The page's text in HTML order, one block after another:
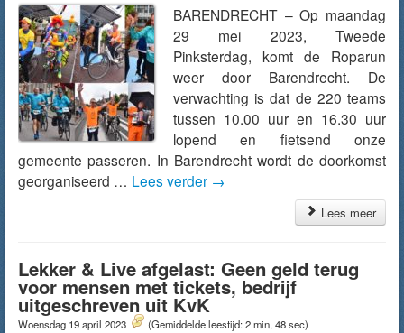
BARENDRECHT – Op maandag
29 mei 2023, Tweede
Pinksterdag, komt de Roparun
weer door Barendrecht. De
verwachting is dat de 220 teams
tussen 10.00 uur en 16.30 uur
lopend en fietsend onze
gemeente passeren. In Barendrecht wordt de doorkomst
georganiseerd … Lees verder →
Lees meer
Lekker & Live afgelast: Geen geld terug
voor mensen met tickets, bedrijf
uitgeschreven uit KvK
Woensdag 19 april 2023 (Gemiddelde leestijd: 2 min, 48 sec)